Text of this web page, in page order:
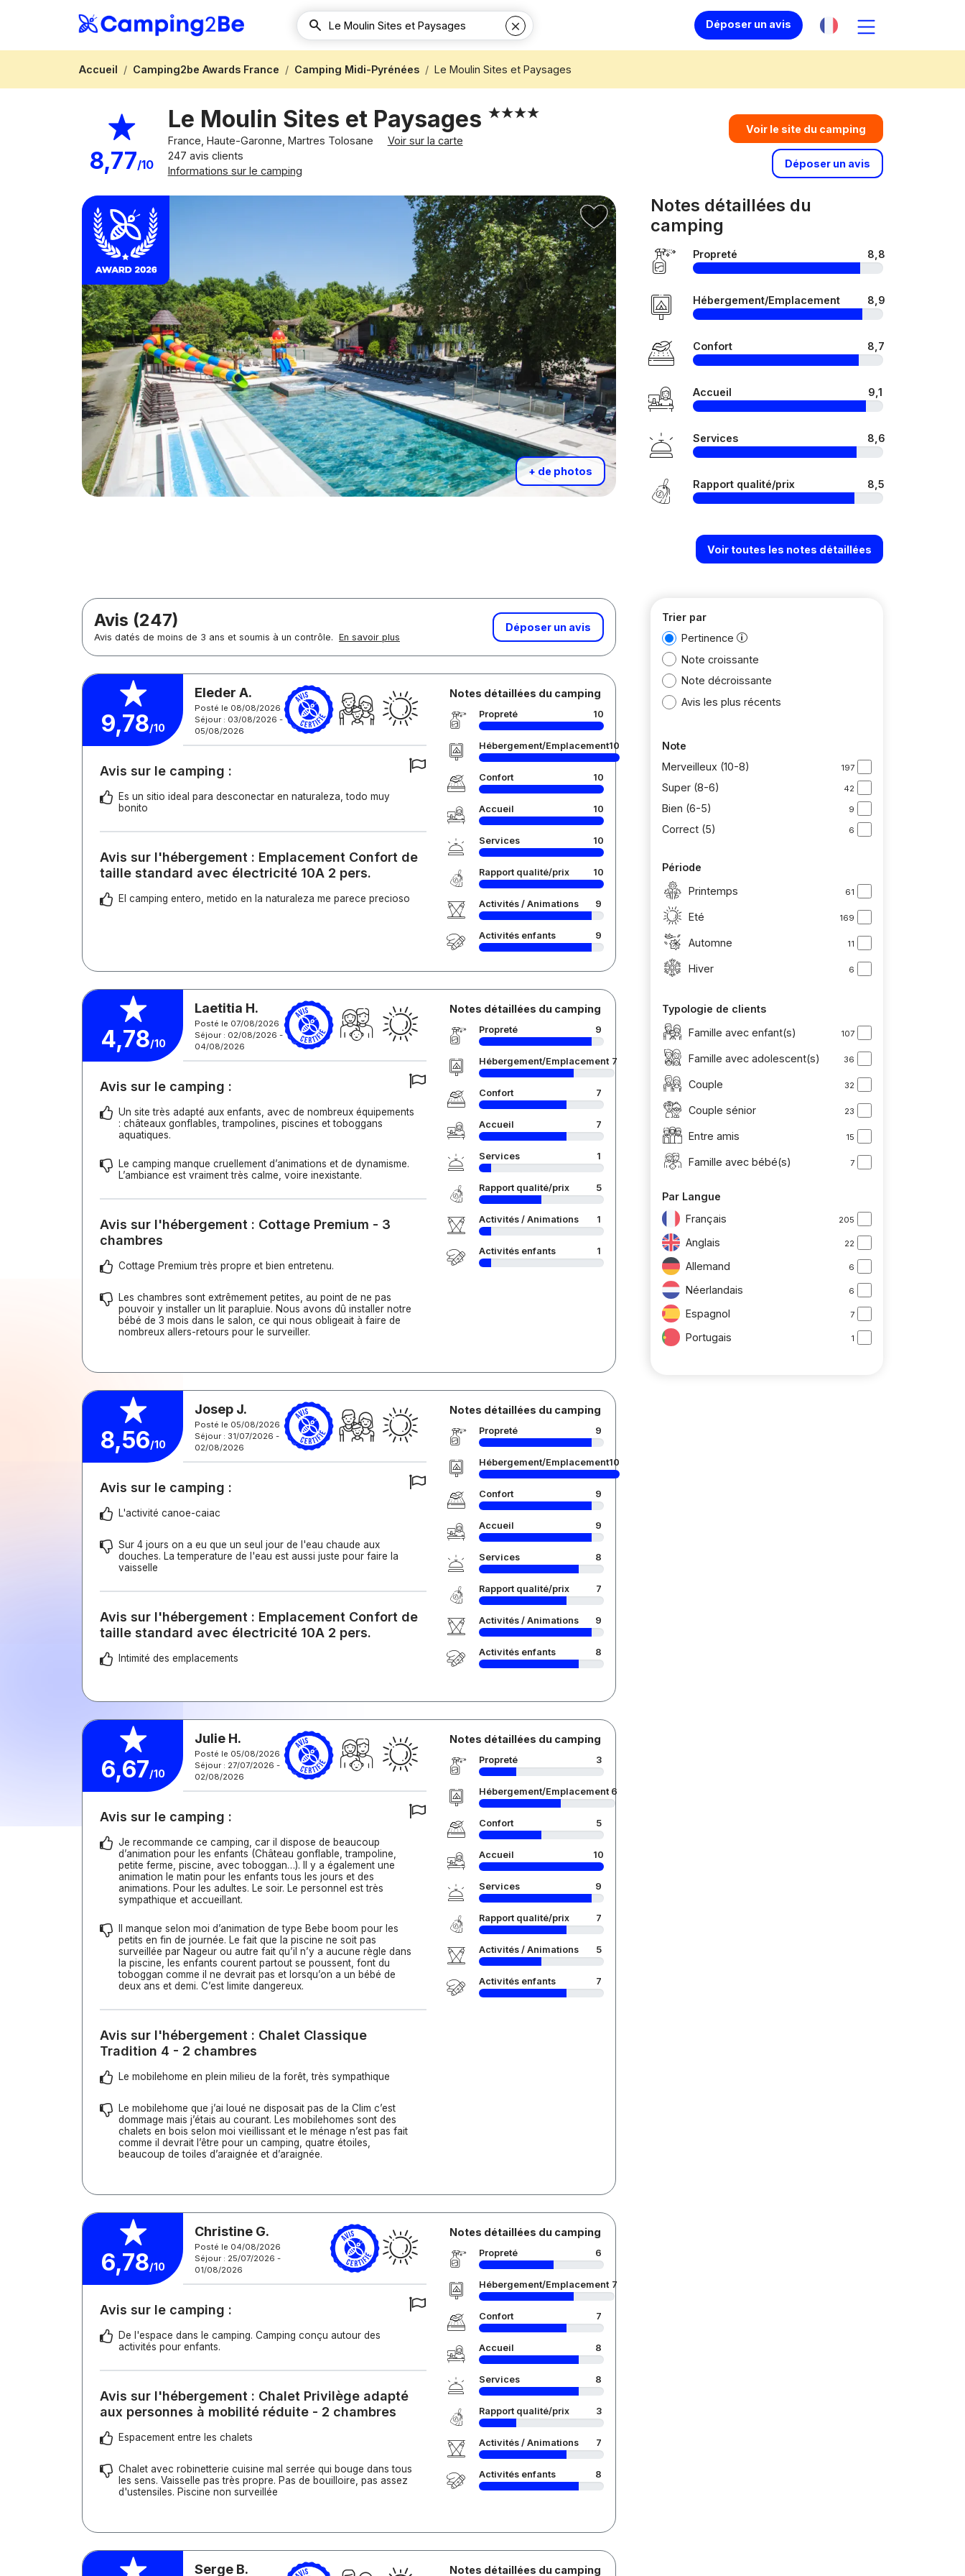
Déposer un avis
Accueil Camping2be Awards France Camping Midi-Pyrénées Le Moulin Sites et Paysages
8,77/10
Le Moulin Sites et Paysages
France, Haute-Garonne, Martres Tolosane
Voir sur la carte
247 avis clients
Informations sur le camping
Voir le site du camping
Déposer un avis
+ de photos
Notes détaillées du
camping
Propreté 8,8
Hébergement/Emplacement 8,9
Confort 8,7
Accueil 9,1
Services 8,6
Rapport qualité/prix 8,5
Voir toutes les notes détaillées
Avis (247)
Avis datés de moins de 3 ans et soumis à un contrôle. En savoir plus
Déposer un avis
9,78/10
Eleder A.
Posté le 08/08/2026
Séjour : 03/08/2026 -
05/08/2026
Avis sur le camping :
Es un sitio ideal para desconectar en naturaleza, todo muy
bonito
Avis sur l'hébergement : Emplacement Confort de
taille standard avec électricité 10A 2 pers.
El camping entero, metido en la naturaleza me parece precioso
Notes détaillées du camping
Propreté 10
Hébergement/Emplacement10
Confort 10
Accueil 10
Services 10
Rapport qualité/prix 10
Activités / Animations 9
Activités enfants 9
4,78/10
Laetitia H.
Posté le 07/08/2026
Séjour : 02/08/2026 -
04/08/2026
Avis sur le camping :
Un site très adapté aux enfants, avec de nombreux équipements
: châteaux gonflables, trampolines, piscines et toboggans
aquatiques.
Le camping manque cruellement d’animations et de dynamisme.
L’ambiance est vraiment très calme, voire inexistante.
Avis sur l'hébergement : Cottage Premium - 3
chambres
Cottage Premium très propre et bien entretenu.
Les chambres sont extrêmement petites, au point de ne pas
pouvoir y installer un lit parapluie. Nous avons dû installer notre
bébé de 3 mois dans le salon, ce qui nous obligeait à faire de
nombreux allers-retours pour le surveiller.
Notes détaillées du camping
Propreté 9
Hébergement/Emplacement 7
Confort 7
Accueil 7
Services 1
Rapport qualité/prix 5
Activités / Animations 1
Activités enfants 1
8,56/10
Josep J.
Posté le 05/08/2026
Séjour : 31/07/2026 -
02/08/2026
Avis sur le camping :
L'activité canoe-caiac
Sur 4 jours on a eu que un seul jour de l'eau chaude aux
douches. La temperature de l'eau est aussi juste pour faire la
vaisselle
Avis sur l'hébergement : Emplacement Confort de
taille standard avec électricité 10A 2 pers.
Intimité des emplacements
Notes détaillées du camping
Propreté 9
Hébergement/Emplacement10
Confort 9
Accueil 9
Services 8
Rapport qualité/prix 7
Activités / Animations 9
Activités enfants 8
6,67/10
Julie H.
Posté le 05/08/2026
Séjour : 27/07/2026 -
02/08/2026
Avis sur le camping :
Je recommande ce camping, car il dispose de beaucoup
d’animation pour les enfants (Château gonflable, trampoline,
petite ferme, piscine, avec toboggan…). Il y a également une
animation le matin pour les enfants tous les jours et des
animations. Pour les adultes. Le soir. Le personnel est très
sympathique et accueillant.
Il manque selon moi d’animation de type Bebe boom pour les
petits en fin de journée. Le fait que la piscine ne soit pas
surveillée par Nageur ou autre fait qu’il n’y a aucune règle dans
la piscine, les enfants courent partout se poussent, font du
toboggan comme il ne devrait pas et lorsqu’on a un bébé de
deux ans et demi. C’est limite dangereux.
Avis sur l'hébergement : Chalet Classique
Tradition 4 - 2 chambres
Le mobilehome en plein milieu de la forêt, très sympathique
Le mobilehome que j’ai loué ne disposait pas de la Clim c’est
dommage mais j’étais au courant. Les mobilehomes sont des
chalets en bois selon moi vieillissant et le ménage n’est pas fait
comme il devrait l’être pour un camping, quatre étoiles,
beaucoup de toiles d’araignée et d’araignée.
Notes détaillées du camping
Propreté 3
Hébergement/Emplacement 6
Confort 5
Accueil 10
Services 9
Rapport qualité/prix 7
Activités / Animations 5
Activités enfants 7
6,78/10
Christine G.
Posté le 04/08/2026
Séjour : 25/07/2026 -
01/08/2026
Avis sur le camping :
De l'espace dans le camping. Camping conçu autour des
activités pour enfants.
Avis sur l'hébergement : Chalet Privilège adapté
aux personnes à mobilité réduite - 2 chambres
Espacement entre les chalets
Chalet avec robinetterie cuisine mal serrée qui bouge dans tous
les sens. Vaisselle pas très propre. Pas de bouilloire, pas assez
d'ustensiles. Piscine non surveillée
Notes détaillées du camping
Propreté 6
Hébergement/Emplacement 7
Confort 7
Accueil 8
Services 8
Rapport qualité/prix 3
Activités / Animations 7
Activités enfants 8
Serge B. Notes détaillées du camping
Trier par
Pertinence
Note croissante
Note décroissante
Avis les plus récents
Note
Merveilleux (10-8)
197
Super (8-6) 42
Bien (6-5) 9
Correct (5) 6
Période
Printemps
61
Eté 169
Automne 11
Hiver 6
Typologie de clients
Famille avec enfant(s)
107
Famille avec adolescent(s) 36
Couple 32
Couple sénior 23
Entre amis 15
Famille avec bébé(s) 7
Par Langue
Français
205
Anglais 22
Allemand 6
Néerlandais 6
Espagnol 7
Portugais 1